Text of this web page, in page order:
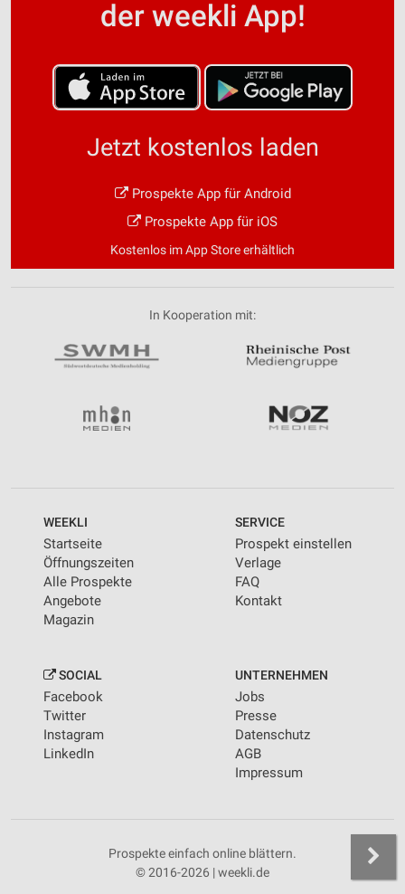
der weekli App!
Jetzt kostenlos laden
Prospekte App für Android
Prospekte App für iOS
Kostenlos im App Store erhältlich
In Kooperation mit:
WEEKLI
Startseite
Öffnungszeiten
Alle Prospekte
Angebote
Magazin
SERVICE
Prospekt einstellen
Verlage
FAQ
Kontakt
SOCIAL
Facebook
Twitter
Instagram
LinkedIn
UNTERNEHMEN
Jobs
Presse
Datenschutz
AGB
Impressum
Prospekte einfach online blättern.
© 2016-2026 | weekli.de